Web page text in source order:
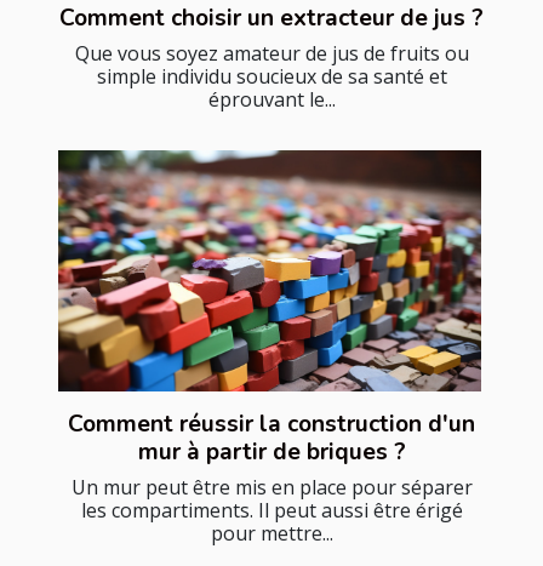
Comment choisir un extracteur de jus ?
Que vous soyez amateur de jus de fruits ou
simple individu soucieux de sa santé et
éprouvant le...
Comment réussir la construction d'un
mur à partir de briques ?
Un mur peut être mis en place pour séparer
les compartiments. Il peut aussi être érigé
pour mettre...